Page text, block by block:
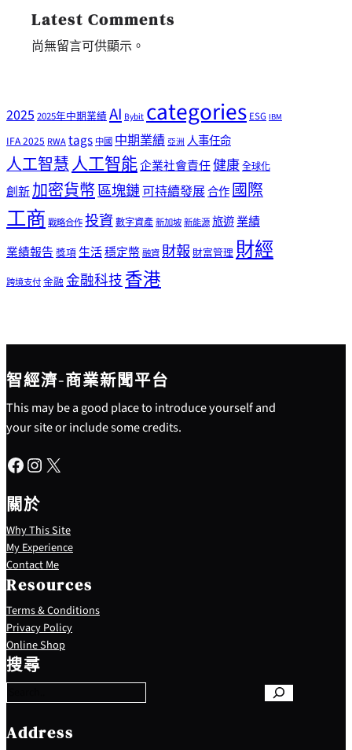
Latest Comments
尚無留言可供顯示。
20252025年中期業績AI Bybitcategories ESG IBM
IFA 2025 RWAtags 中國 中期業績 亞洲 人事任命
人工智慧人工智能企業社會責任健康全球化
創新加密貨幣區塊鏈可持續發展合作國際
工商 戰略合作投資數字資產新加坡新能源旅遊業績
業績報告 獎項生活穩定幣融資 財報 財富管理財經
跨境支付金融 金融科技香港
智經濟-商業新聞平台
This may be a good place to introduce yourself and
your site or include some credits.
Facebook Instagram X
關於
Why This Site
My Experience
Contact Me
Resources
Terms & Conditions
Privacy Policy
Online Shop
搜尋
S
e
a
c
h
Address